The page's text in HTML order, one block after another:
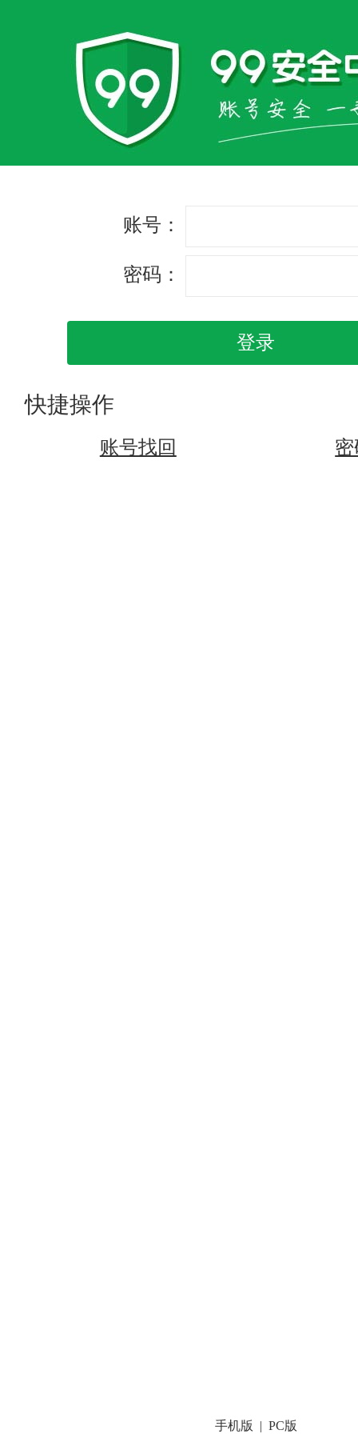
账号：
密码：
快捷操作
账号找回
手机版 | PC版